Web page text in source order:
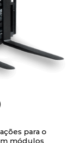
para o
módulos